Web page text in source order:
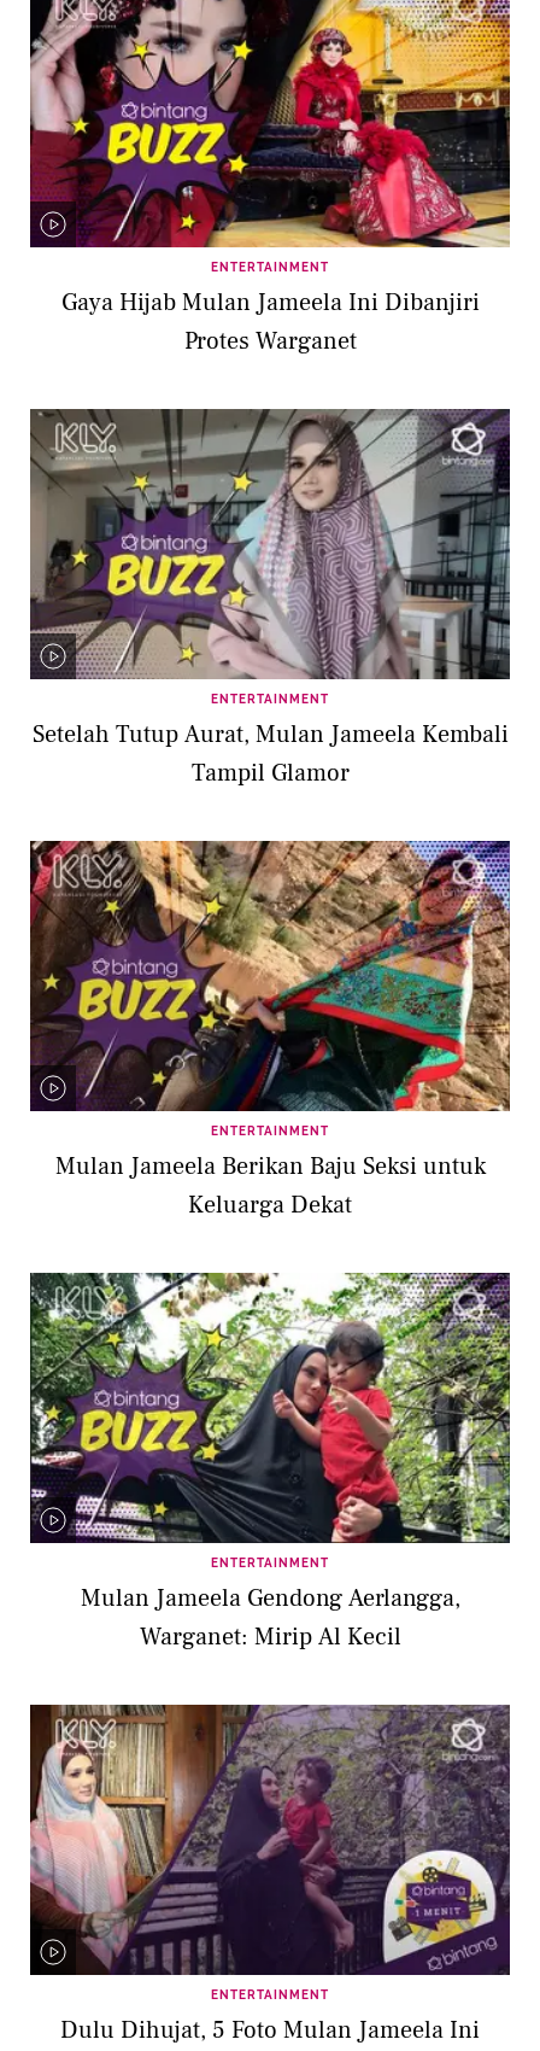
ENTERTAINMENT
Gaya Hijab Mulan Jameela Ini Dibanjiri
Protes Warganet
ENTERTAINMENT
Setelah Tutup Aurat, Mulan Jameela Kembali
Tampil Glamor
ENTERTAINMENT
Mulan Jameela Berikan Baju Seksi untuk
Keluarga Dekat
ENTERTAINMENT
Mulan Jameela Gendong Aerlangga,
Warganet: Mirip Al Kecil
ENTERTAINMENT
Dulu Dihujat, 5 Foto Mulan Jameela Ini